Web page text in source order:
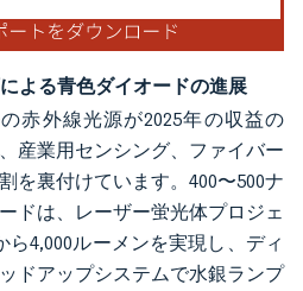
よる青色ダイオードの進展
赤外線光源が2025年の収益の
産業用センシング、ファイバー
を裏付けています。400〜500ナ
ドは、レーザー蛍光体プロジェ
4,000ルーメンを実現し、ディ
ドアップシステムで水銀ランプ